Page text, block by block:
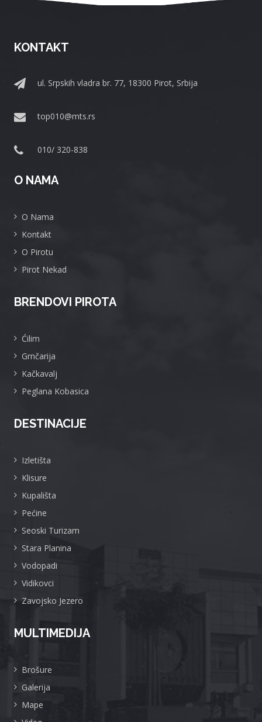
KONTAKT
ul. Srpskih vladra br. 77, 18300 Pirot, Srbija
top010@mts.rs
010/ 320-838
O NAMA
O Nama
Kontakt
O Pirotu
Pirot Nekad
BRENDOVI PIROTA
Ćilim
Grnčarija
Kačkavalj
Peglana Kobasica
DESTINACIJE
Izletišta
Klisure
Kupališta
Pećine
Seoski Turizam
Stara Planina
Vodopadi
Vidikovci
Zavojsko Jezero
MULTIMEDIJA
Brošure
Galerija
Mape